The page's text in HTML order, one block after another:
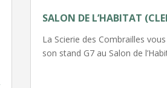
SALON DE L’HABITAT
La Scierie des Combrailles
son stand G7 au Salon de